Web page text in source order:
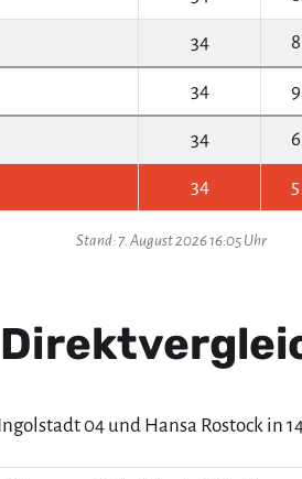
34 8
34 9
34 6
34 5
Stand: 7. August 2026 16:05 Uhr
04 und Hansa Rostock in